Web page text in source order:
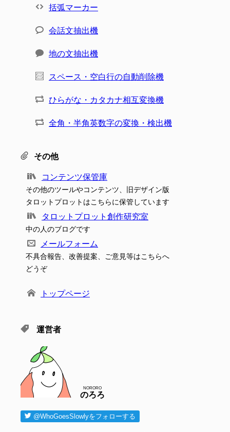
括弧マーカー
会話文抽出機
地の文抽出機
スペース・空白行の自動削除機
ひらがな・カタカナ相互変換機
全角・半角英数字の変換・検出機
その他
コンテンツ保管庫
その他のツールやコンテンツ、旧デザイン版
タロットプロットはこちらに保管しています
タロットプロット創作研究室
中の人のブログです
メールフォーム
不具合報告、改善提案、ご意見等はこちらへ
どうぞ
トップページ
運営者
のろろ
NORORO
@WhoGoesSlowlyをフォローする